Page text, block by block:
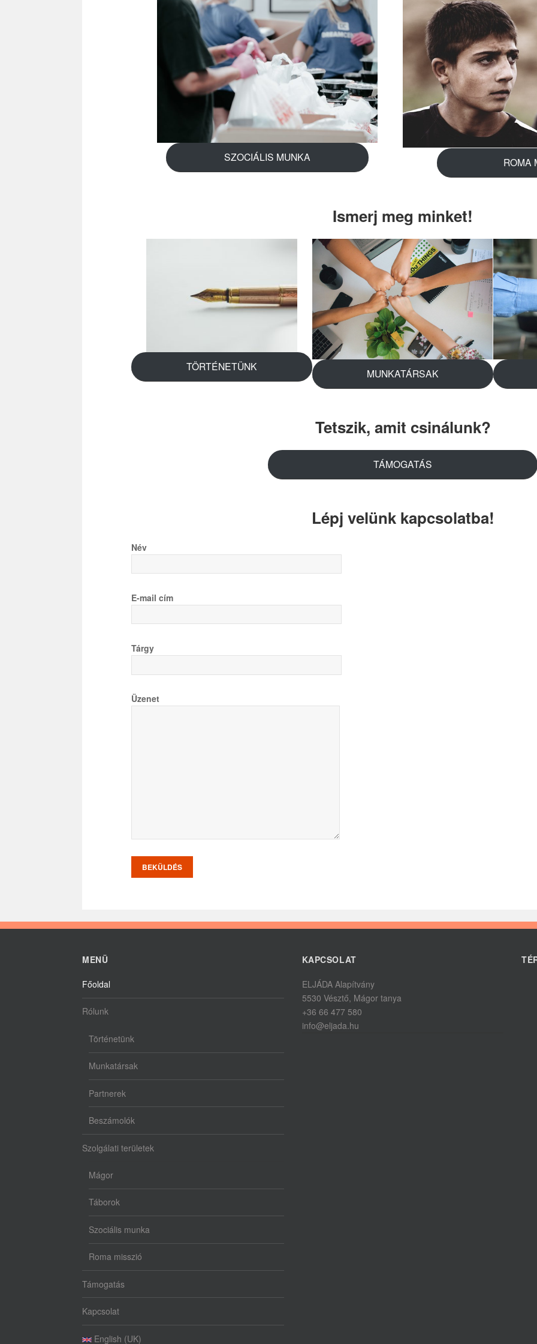
SZOCIÁLIS MUNKA ROMA
Ismerj meg minket!
TÖRTÉNETÜNK
MUNKATÁRSAK
Tetszik, amit csinálunk?
TÁMOGATÁS
Lépj velünk kapcsolatba!
Név
E-mail cím
Tárgy
Üzenet
MENÜ
Főoldal
Rólunk
Történetünk
Munkatársak
Partnerek
Beszámolók
Szolgálati területek
Mágor
Táborok
Szociális munka
Roma misszió
Támogatás
Kapcsolat
English (UK)
KAPCSOLAT
ELJÁDA Alapítvány
5530 Vésztő, Mágor tanya
+36 66 477 580
info@eljada.hu